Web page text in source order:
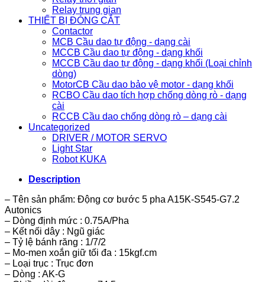
Relay trung gian
THIẾT BỊ ĐÓNG CẮT
Contactor
MCB Cầu dao tự động - dạng cài
MCCB Cầu dao tự động - dạng khối
MCCB Cầu dao tự động - dạng khối (Loại chỉnh
dòng)
MotorCB Cầu dao bảo vệ motor - dạng khối
RCBO Cầu dao tích hợp chống dòng rò - dạng
cài
RCCB Cầu dao chống dòng rò – dạng cài
Uncategorized
DRIVER / MOTOR SERVO
Light Star
Robot KUKA
Description
– Tên sản phẩm: Động cơ bước 5 pha A15K-S545-G7.2
Autonics
– Dòng định mức : 0.75A/Pha
– Kết nối dây : Ngũ giác
– Tỷ lệ bánh răng : 1/7/2
– Mo-men xoắn giữ tối đa : 15kgf.cm
– Loại trục : Trục đơn
– Dòng : AK-G